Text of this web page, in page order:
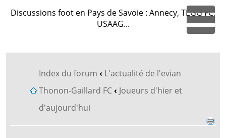
Discussions foot en Pays de Savoie : Annecy, TEGG FC,
USAAG...
Index du forum ‹ L'actualité de l'evian
Thonon-Gaillard FC‹ Joueurs d'hier et
d'aujourd'hui